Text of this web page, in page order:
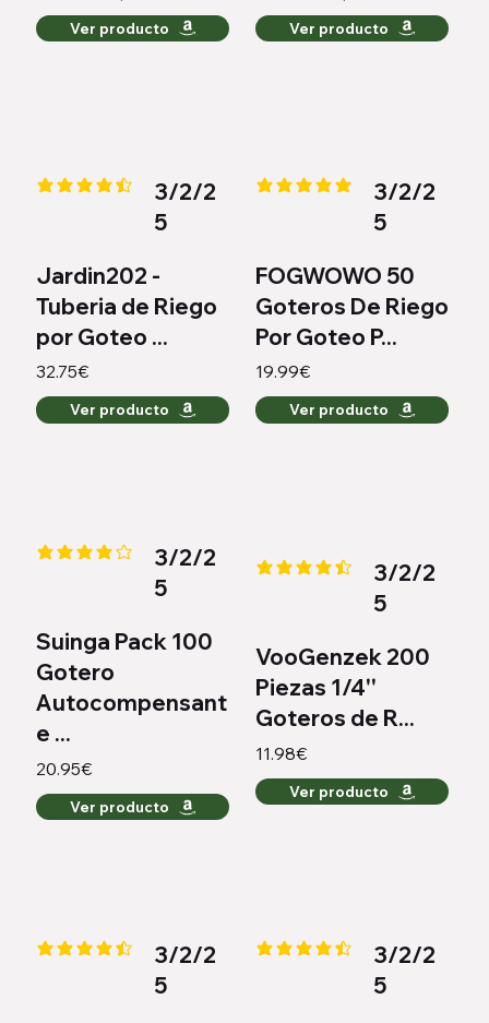
Ver producto Ver producto
la calificación promedio es 4.4 de 5
3/2/2
5
Jardin202 -
Tuberia de Riego
por Goteo ...
32.75€
Ver producto
la calificación promedio es 5 de
3/2/2
5
FOGWOWO 50
Goteros De Riego
Por Goteo P...
19.99€
Ver producto
la calificación promedio es 4.1 de 5
3/2/2
5
Suinga Pack 100
Gotero
Autocompensant
e ...
20.95€
Ver producto
la calificación promedio es 4.4
3/2/2
5
VooGenzek 200
Piezas 1/4''
Goteros de R...
11.98€
Ver producto
la calificación promedio es 4.3 de 5
3/2/2
5
la calificación promedio es 4.3
3/2/2
5